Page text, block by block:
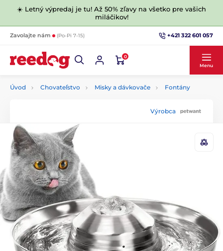
☀️ Letný výpredaj je tu! Až 50% zľavy na všetko pre vašich
miláčikov!
Zavolajte nám (Po-Pi 7-15) +421 322 601 057
0
Menu
Úvod Chovateľstvo Misky a dávkovače Fontány
Výrobca